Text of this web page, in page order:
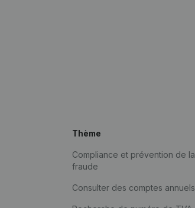
Thème
Compliance et prévention de la
fraude
Consulter des comptes annuels